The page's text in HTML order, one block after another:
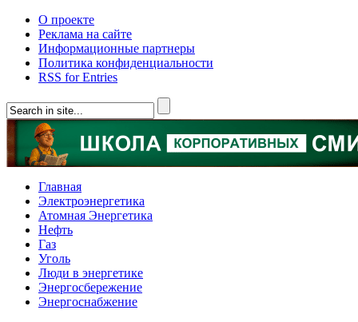
О проекте
Реклама на сайте
Информационные партнеры
Политика конфиденциальности
RSS for Entries
Главная
Электроэнергетика
Атомная Энергетика
Нефть
Газ
Уголь
Люди в энергетике
Энергосбережение
Энергоснабжение